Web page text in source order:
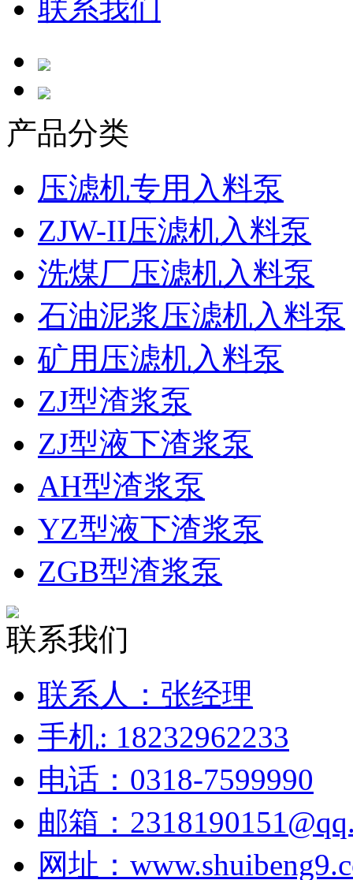
联系我们
产品分类
压滤机专用入料泵
ZJW-II压滤机入料泵
洗煤厂压滤机入料泵
石油泥浆压滤机入料泵
矿用压滤机入料泵
ZJ型渣浆泵
ZJ型液下渣浆泵
AH型渣浆泵
YZ型液下渣浆泵
ZGB型渣浆泵
联系我们
联系人：张经理
手机: 18232962233
电话：0318-7599990
邮箱：
网址：